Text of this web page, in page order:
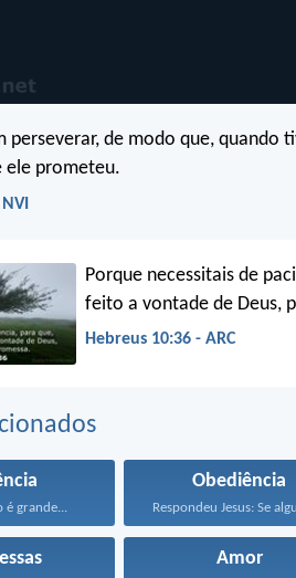
perseverar, de modo que, quando
ele prometeu.
Porque necessitais de
feito a vontade de Deus,
Hebreus 10:36 - ARC
é grande...
Obediência
Respondeu Jesus: Se
Amor